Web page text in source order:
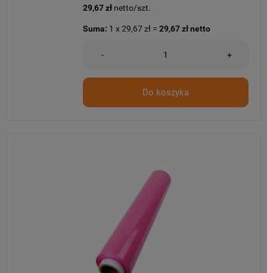
29,67 zł netto/szt.
- +
Do koszyka
Suma: 1 x29,67 zł = 29,67 złnetto